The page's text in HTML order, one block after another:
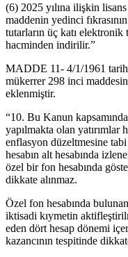
(6) 2025 yılına ilişkin
maddenin yedinci
tutarların üç katı elektronik
hacminden indirilir.”
MADDE 11- 4/1/1961
mükerrer 298 inci
eklenmiştir.
“10. Bu Kanun
yapılmakta olan yatırımlar
enflasyon düzeltmesine
hesabın alt hesabında
özel bir fon hesabında
dikkate alınmaz.
Özel fon hesabında
iktisadi kıymetin
eden dört hesap dönemi
kazancının tespitinde